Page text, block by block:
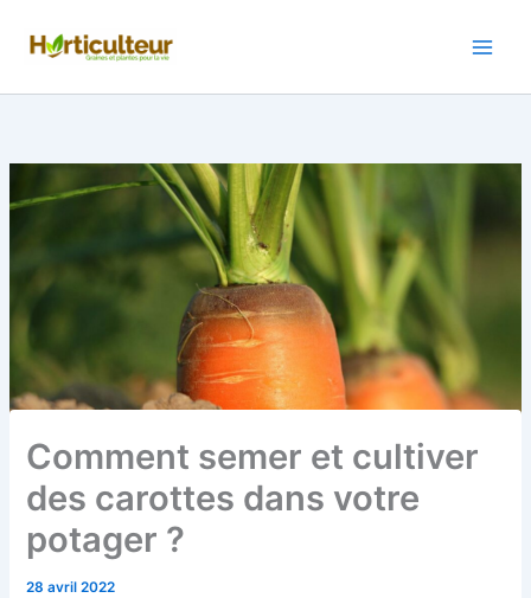
Comment semer et cultiver
des carottes dans votre
potager ?
28 avril 2022